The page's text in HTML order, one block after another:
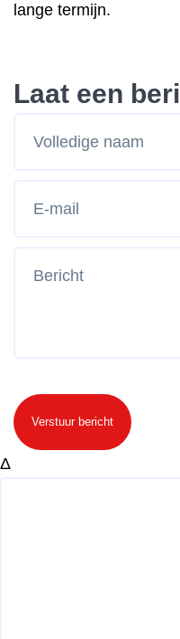
lange termijn.
Laat een
Verstuur bericht
Δ